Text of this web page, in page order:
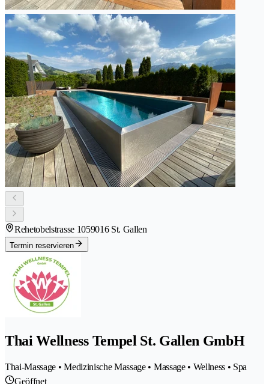
Rehetobelstrasse 1059016 St. Gallen
Termin reservieren
Thai Wellness Tempel St. Gallen GmbH
Thai-Massage • Medizinische Massage • Massage • Wellness • Spa
Geöffnet